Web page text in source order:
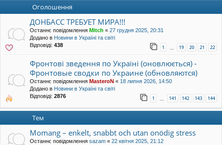
Оголошення
ДОНБАСС ТРЕБУЕТ МИРА!!!
Останнє повідомлення Mitch « 27 грудня 2025, 20:31
Додано в Новини в Україні та світі
Відповіді: 438 1 … 19 20 21 22
Фронтові зведення по Україні (оновлюється) -
Фронтовые сводки по Украине (обновляются)
Останнє повідомлення MasteroN « 18 липня 2026, 14:50
Додано в Новини в Україні та світі
Відповіді: 2876 1 … 141 142 143 144
Тем
Momang – enkelt, snabbt och utan onödig stress
Останнє повідомлення sazam « 22 квітня 2025, 21:12